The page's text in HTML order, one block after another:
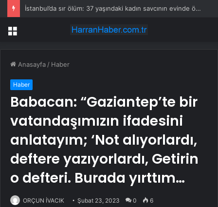
İstanbul’da sır ölüm: 37 yaşındaki kadın savcının evinde ölü bulundu!
Menü
Anasayfa / Haber
Haber
Babacan: “Gaziantep’te bir
vatandaşımızın ifadesini
anlatayım; ‘Not alıyorlardı,
deftere yazıyorlardı, Getirin
o defteri. Burada yırttım…
ORÇUN İVACIK Şubat 23, 2023 0 6